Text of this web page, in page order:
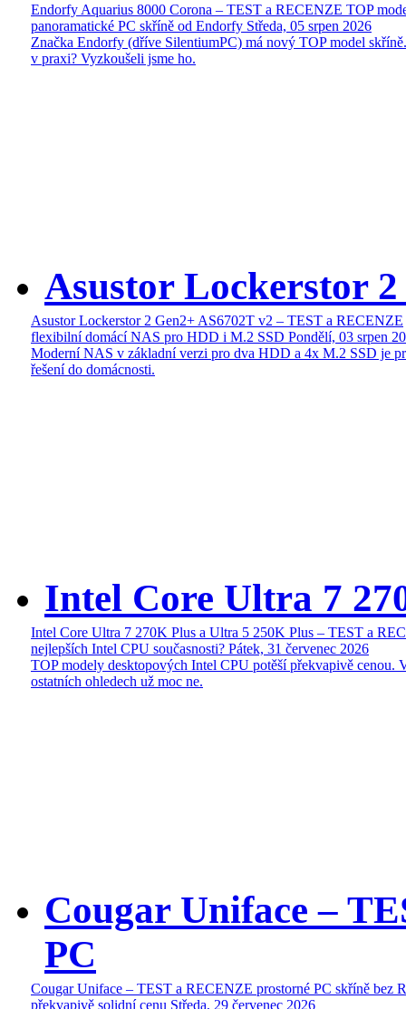
Endorfy Aquarius 8000 Corona – TEST a RECENZE TOP
panoramatické PC skříně od Endorfy Středa, 05 srpen 2026
Značka Endorfy (dříve SilentiumPC) má nový TOP model
v praxi? Vyzkoušeli jsme ho.
Asustor Lockerstor
Asustor Lockerstor 2 Gen2+ AS6702T v2 – TEST a RECENZE
flexibilní domácí NAS pro HDD i M.2 SSD Pondělí, 03 srpen
Moderní NAS v základní verzi pro dva HDD a 4x M.2 SSD je
řešení do domácnosti.
Intel Core Ultra 7
Intel Core Ultra 7 270K Plus a Ultra 5 250K Plus – TEST a
nejlepších Intel CPU současnosti? Pátek, 31 červenec 2026
TOP modely desktopových Intel CPU potěší překvapivě cenou.
ostatních ohledech už moc ne.
Cougar Uniface –
PC
Cougar Uniface – TEST a RECENZE prostorné PC skříně bez
překvapivě solidní cenu Středa, 29 červenec 2026